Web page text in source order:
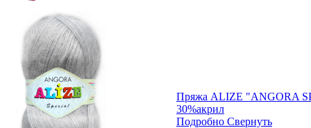
Пряжа ALIZE "ANGORA
30%акрил
Подробно Свернуть